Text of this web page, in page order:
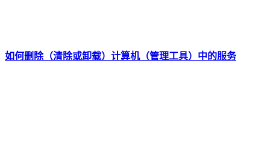
如何删除（清除或卸载）计算机（管理工具）中的服务